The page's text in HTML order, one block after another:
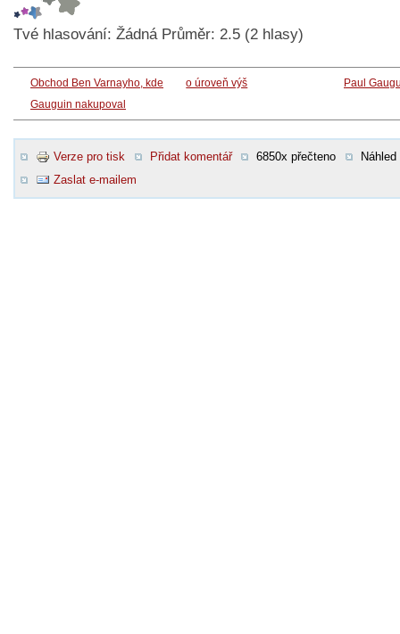
Tvé hlasování: Žádná Průměr: 2.5 (2 hlasy)
Obchod Ben Varnayho, kde
Gauguin nakupoval
o úroveň výš Paul
Verze pro tisk Přidat komentář 6850x přečteno
Náhled
Zaslat e-mailem